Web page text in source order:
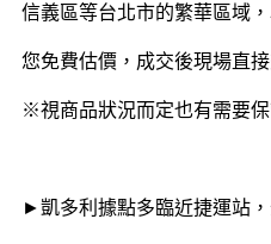
信義區等台北市的繁華區域
您免費估價，成交後現場直
※視商品狀況而定也有需要保
►凱多利據點多臨近捷運站